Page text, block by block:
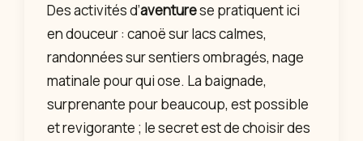
Des activités d’aventurese pratiquent ici
en douceur : canoë sur lacs calmes,
randonnées sur sentiers ombragés, nage
matinale pour qui ose. La baignade,
surprenante pour beaucoup, est possible
et revigorante ; le secret est de choisir des